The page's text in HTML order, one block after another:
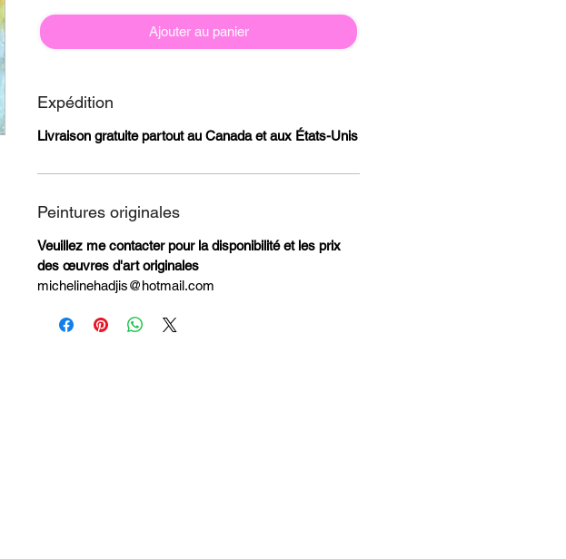
Ajouter au panier
Expédition
Livraison gratuite partout au Canada et aux États-Unis
Peintures originales
Veuillez me contacter pour la disponibilité et les prix
des œuvres d'art originales
michelinehadjis@hotmail.com